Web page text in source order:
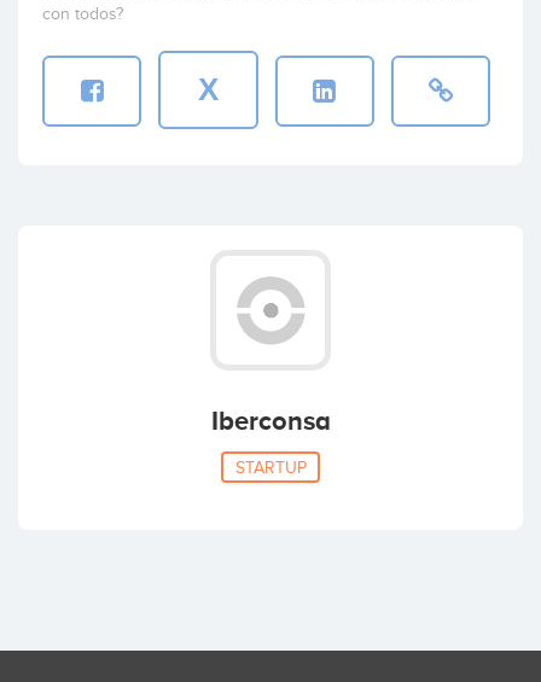
con todos?
X
Iberconsa
STARTUP